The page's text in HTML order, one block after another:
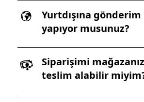
Yurtdışına gönderim
yapıyor musunuz?
Siparişimi
teslim alabilir